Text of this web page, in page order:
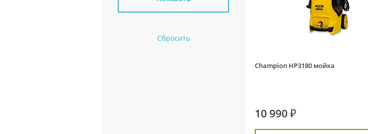
Champion HP3180 мойка
10 990 ₽